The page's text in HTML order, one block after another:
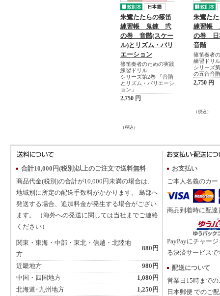
朱鷺たたらの篠笛
練習帳 鬼錬 弐
の巻 音階(スケー
ル)とリズム・バリ
エーション
篠笛奏者のための実践
練習ドリル
シリーズ第2巻 「音階
とリズム・バリエーシ
ョン」
2,750 円
（税込）
朱鷺た
練習帳
の巻 日
音階
篠笛奏者
練習ドリル
シリーズ
の五音音
2,750 円
（税込）
合計10,000円(税別)以上のご注文で送料無料
商品代金(税別)の合計が10,000円未満の場合は、
地域別に所定の配送手数料がかかります。 島部へ
発送する場合、追加料金が発生する場合がござい
ます。 （海外への発送に関しては当社までご連絡
ください）
関東・東海・中部・東北・信越・北陸地
方
880円
近畿地方
980円
中国・四国地方
1,080円
北海道･九州地方
1,250円
お支払い
ご本人名義のカ
商品到着時に配
PayPayにチャー
る決済サービスで
配送について
営業日15時まで
日本郵便 でのご